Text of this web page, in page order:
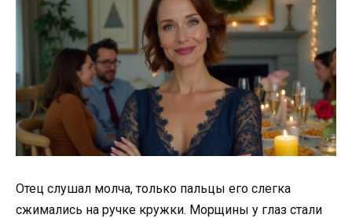
Отец слушал молча, только пальцы его слегка
сжимались на ручке кружки. Морщины у глаз стали